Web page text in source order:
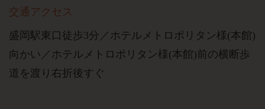
交通アクセス
盛岡駅東口徒歩3分／ホテルメトロポリタン様(本館)
向かい／ホテルメトロポリタン様(本館)前の横断歩
道を渡り右折後すぐ